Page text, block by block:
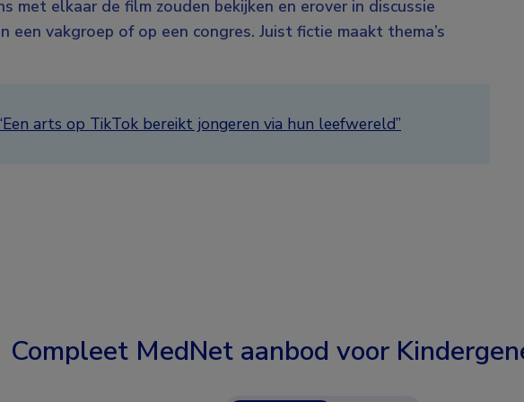
met elkaar de film zouden bekijken en erover in discussie
een vakgroep of op een congres. Juist fictie maakt thema’s
arts op TikTok bereikt jongeren via hun leefwereld”
Compleet MedNet aanbod voor